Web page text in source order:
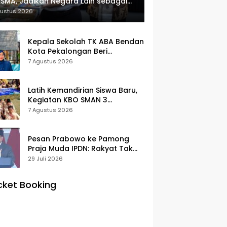
2026
Kepala Sekolah TK ABA Bendan
Kota Pekalongan Beri
Klarifikasi, Luruskan Isu Proyek
7 Agustus 2026
Latih Kemandirian Siswa Baru,
Kegiatan KBO SMAN 3
Pekalongan Mendapat
7 Agustus 2026
Pesan Prabowo ke Pamong
Praja Muda IPDN: Rakyat Tak
Butuh Birokrasi Berbelit
29 Juli 2026
Booking